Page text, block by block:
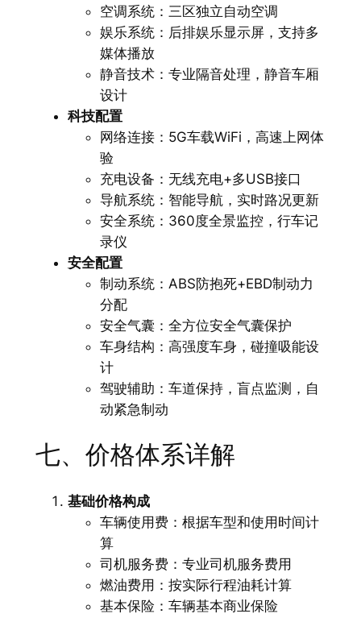
空调系统：三区独立自动空调
娱乐系统：后排娱乐显示屏，支持多
媒体播放
静音技术：专业隔音处理，静音车厢
设计
科技配置
网络连接：5G车载WiFi，高速上网体
验
充电设备：无线充电+多USB接口
导航系统：智能导航，实时路况更新
安全系统：360度全景监控，行车记
录仪
安全配置
制动系统：ABS防抱死+EBD制动力
分配
安全气囊：全方位安全气囊保护
车身结构：高强度车身，碰撞吸能设
计
驾驶辅助：车道保持，盲点监测，自
动紧急制动
七、价格体系详解
基础价格构成
车辆使用费：根据车型和使用时间计
算
司机服务费：专业司机服务费用
燃油费用：按实际行程油耗计算
基本保险：车辆基本商业保险